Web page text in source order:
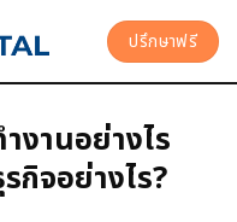
ปรึกษาฟรี
งานอย่างไร
กิจอย่างไร?